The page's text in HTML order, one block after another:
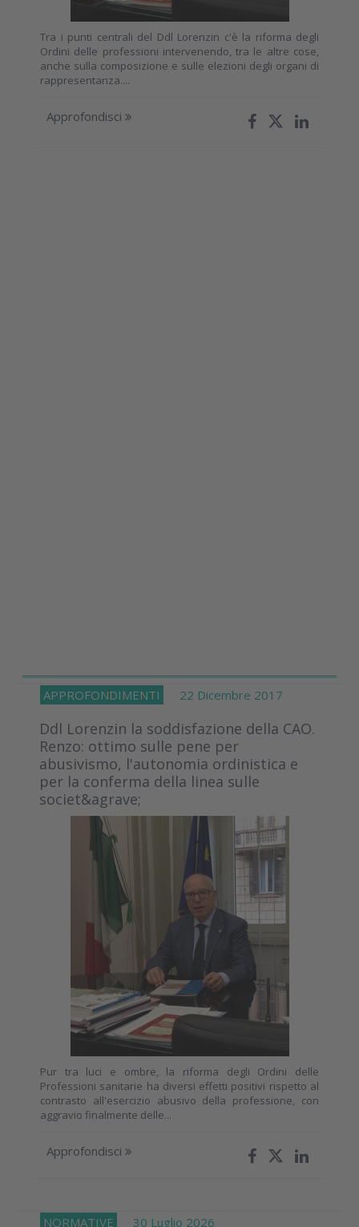
Tra i punti centrali del Ddl Lorenzin c'è la riforma degli
Ordini delle professioni intervenendo, tra le altre cose,
anche sulla composizione e sulle elezioni degli organi di
rappresentanza....
Approfondisci
APPROFONDIMENTI 22 Dicembre 2017
Ddl Lorenzin la soddisfazione della CAO.
Renzo: ottimo sulle pene per
abusivismo, l'autonomia ordinistica e
per la conferma della linea sulle
societ&agrave;
Pur tra luci e ombre, la riforma degli Ordini delle
Professioni sanitarie ha diversi effetti positivi rispetto al
contrasto all'esercizio abusivo della professione, con
aggravio finalmente delle...
Approfondisci
NORMATIVE 30 Luglio 2026